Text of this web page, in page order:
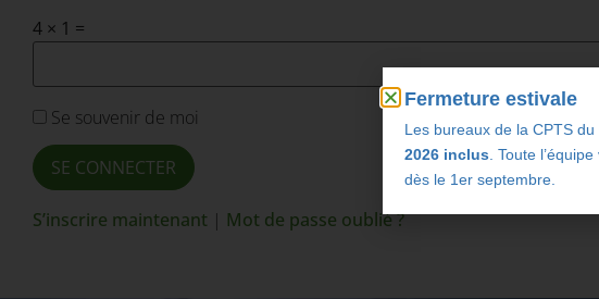
4 × 1 =
Se souvenir de moi
S’inscrire maintenant | Mot de passe oublié ?
Fermeture estivale
Les bureaux de la CPTS
2026 inclus . Toute
dès le 1er septembre.